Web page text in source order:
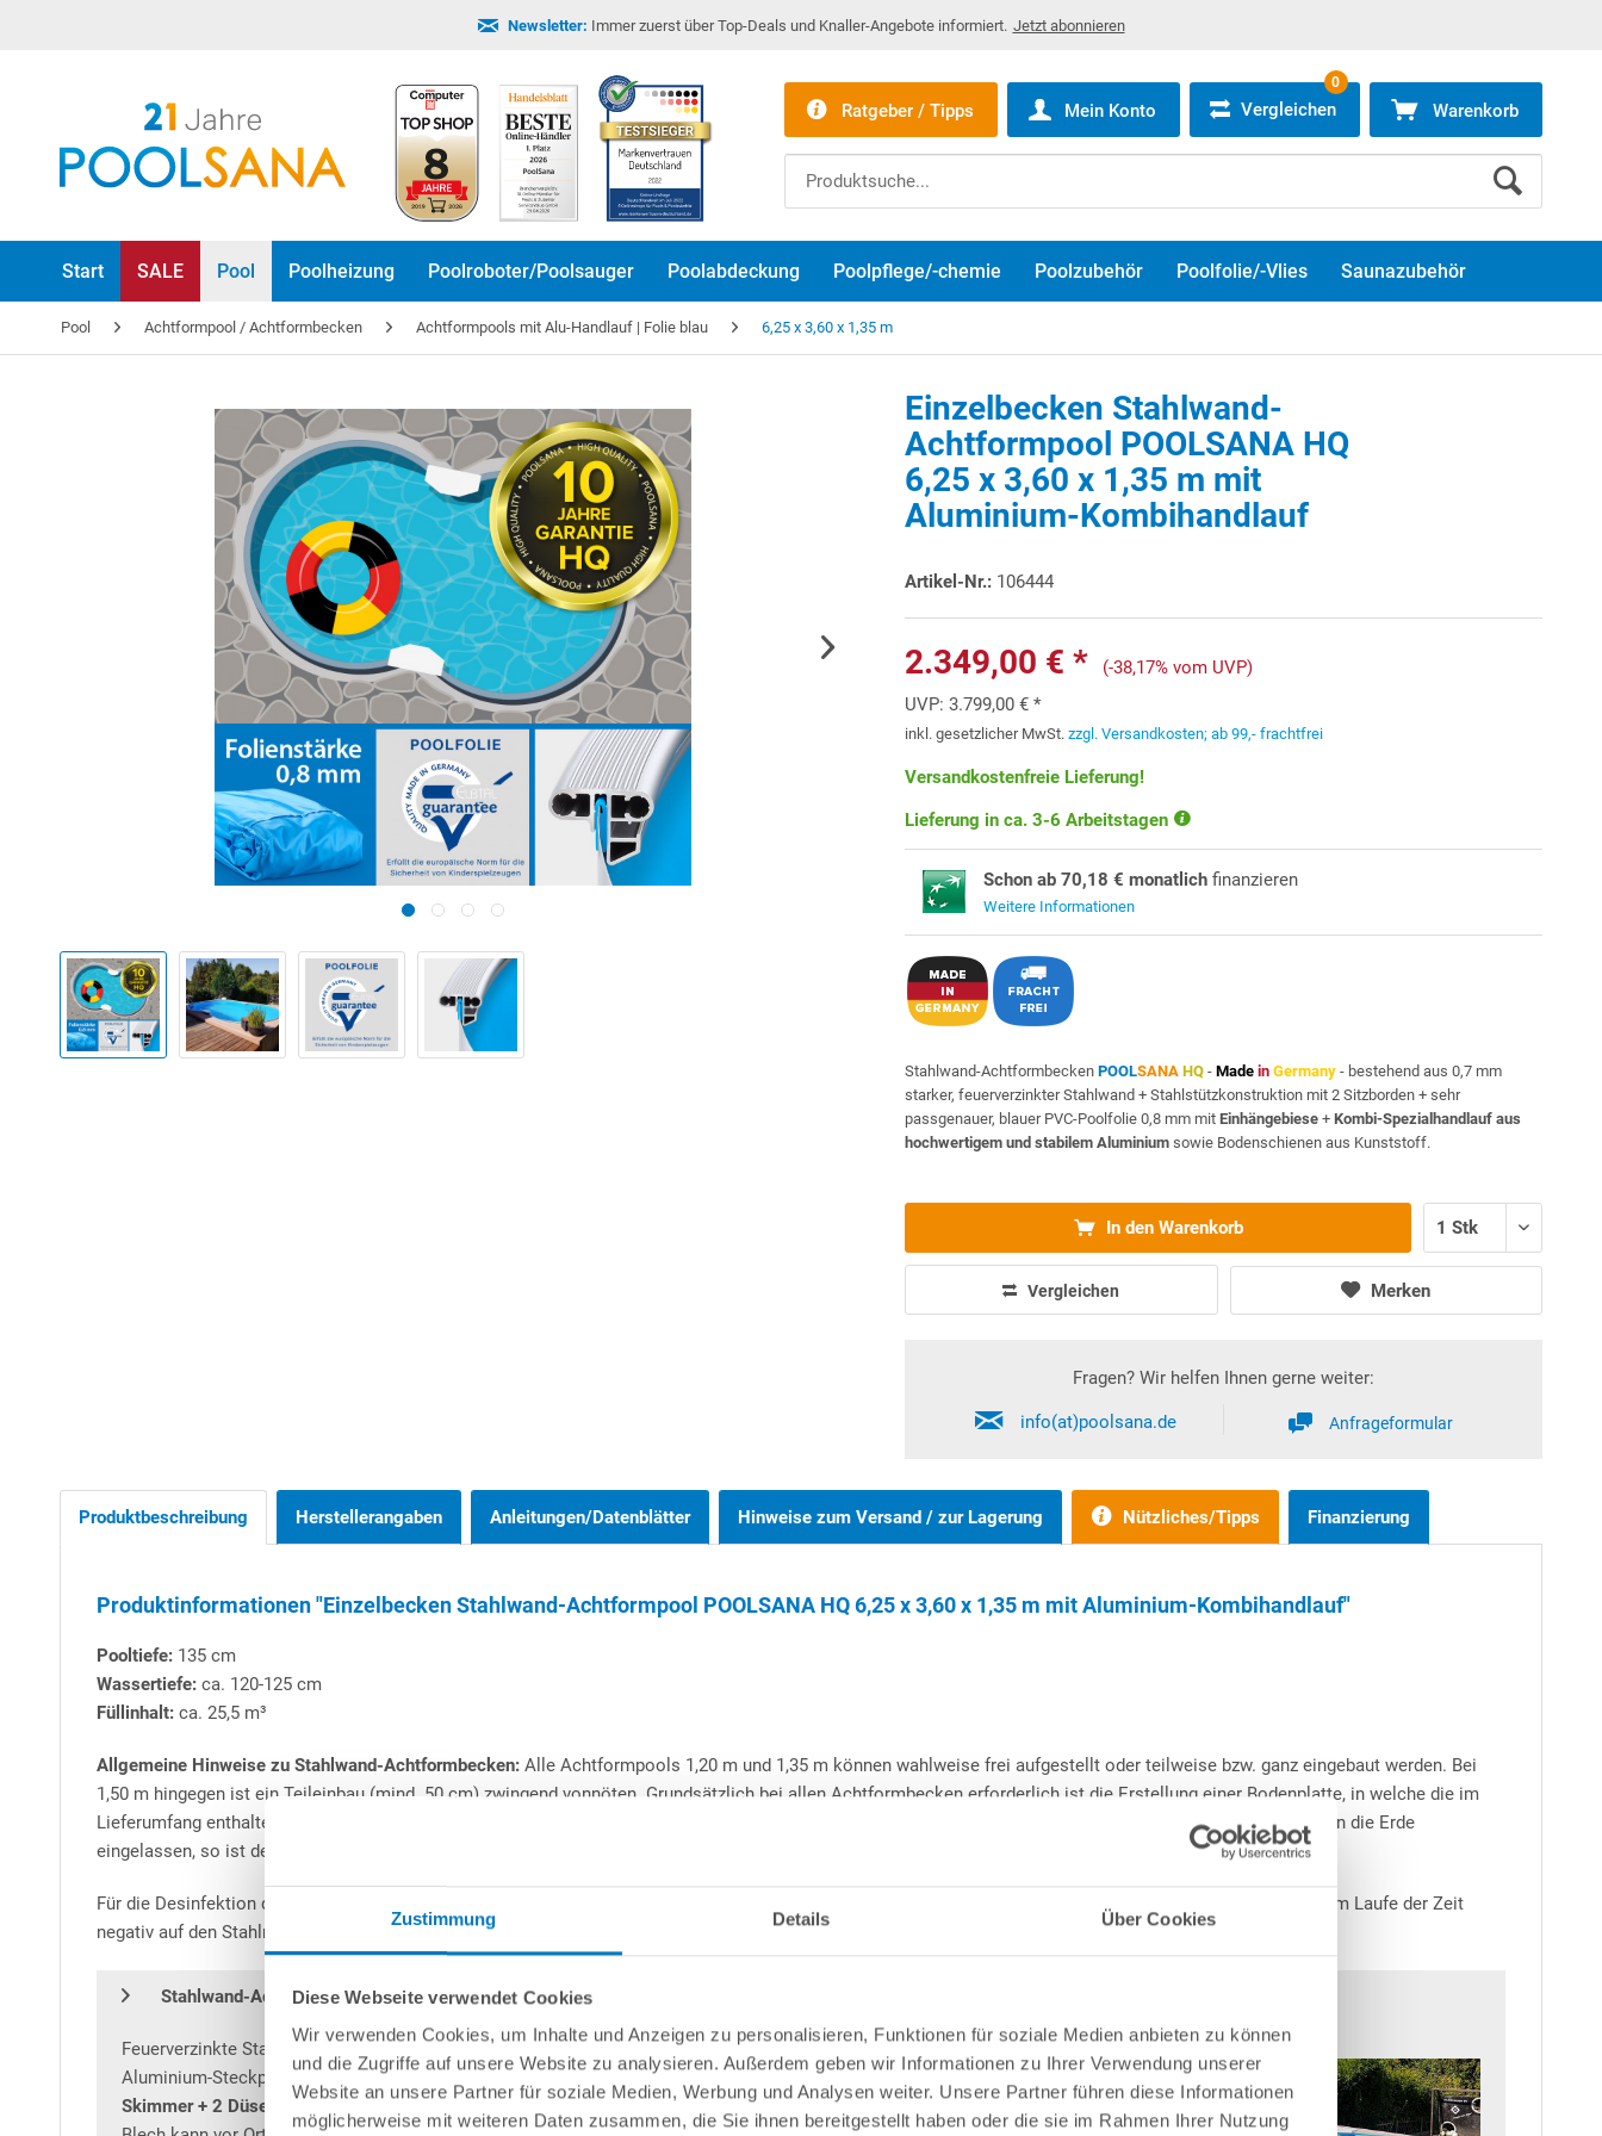
Zustimmung Details Über Cookies
Diese Webseite verwendet Cookies
Wir verwenden Cookies, um Inhalte und Anzeigen zu personalisieren, Funktionen für soziale Medien anbieten zu können
und die Zugriffe auf unsere Website zu analysieren. Außerdem geben wir Informationen zu Ihrer Verwendung unserer
Website an unsere Partner für soziale Medien, Werbung und Analysen weiter. Unsere Partner führen diese Informationen
möglicherweise mit weiteren Daten zusammen, die Sie ihnen bereitgestellt haben oder die sie im Rahmen Ihrer Nutzung
Newsletter: Immer zuerst über Top-Deals und Knaller-Angebote informiert. Jetzt abonnieren
Ratgeber / Tipps Mein Konto Vergleichen
0
Warenkorb
Start SALE Pool Poolheizung Poolroboter/Poolsauger Poolabdeckung Poolpflege/-chemie Poolzubehör Poolfolie/-Vlies Saunazubehör
Pool Achtformpool / Achtformbecken Achtformpools mit Alu-Handlauf | Folie blau 6,25 x 3,60 x 1,35 m
Einzelbecken Stahlwand-
Achtformpool POOLSANA HQ
6,25 x 3,60 x 1,35 m mit
Aluminium-Kombihandlauf
Artikel-Nr.: 106444
2.349,00 € *
(-38,17% vom UVP)
UVP:3.799,00 € *
inkl. gesetzlicher MwSt.zzgl. Versandkosten; ab 99,- frachtfrei
Versandkostenfreie Lieferung!
Lieferung in ca. 3-6 Arbeitstagen
Schon ab 70,18 € monatlich finanzieren
Weitere Informationen
Stahlwand-AchtformbeckenPOOLSANA HQ -Made in Germany - bestehend aus 0,7 mm
starker, feuerverzinkter Stahlwand + Stahlstützkonstruktion mit 2 Sitzborden + sehr
passgenauer, blauer PVC-Poolfolie 0,8 mm mitEinhängebiese +Kombi-Spezialhandlauf aus
hochwertigem und stabilem Aluminium sowie Bodenschienen aus Kunststoff.
In den Warenkorb
Vergleichen Merken
Fragen? Wir helfen Ihnen gerne weiter:
info(at)poolsana.de Anfrageformular
Produktbeschreibung Finanzierung
Herstellerangaben Anleitungen/Datenblätter Hinweise zum Versand / zur Lagerung Nützliches/Tipps
Produktinformationen "Einzelbecken Stahlwand-Achtformpool POOLSANA HQ 6,25 x 3,60 x 1,35 m mit Aluminium-Kombihandlauf"
Pooltiefe: 135 cm
Wassertiefe: ca. 120-125 cm
Füllinhalt: ca. 25,5 m³
Allgemeine Hinweise zu Stahlwand-Achtformbecken: Alle Achtformpools 1,20 m und 1,35 m können wahlweise frei aufgestellt oder teilweise bzw. ganz eingebaut werden. Bei
1,50 m hingegen ist ein Teileinbau (mind. 50 cm) zwingend vonnöten. Grundsätzlich bei allen Achtformbecken erforderlich ist die Erstellung einer Bodenplatte, in welche die im
Lieferumfang enthaltene Stahl-Stützkonstruktion bestehend aus 2 Seitenstützen sowie 1 Grundträger mit einbetoniert werden muss. Wird der Achtformpool in die Erde
eingelassen, so ist der eingelassene Bereich stets mit Magerbeton zu hinterfüllen.
Für die Desinfektion des Poolwassers empfehlen wir die Verwendung von Mitteln auf Chlor- oder Aktivsauerstoffbasis. Von Salz ist abzuraten, da dies sich im Laufe der Zeit
negativ auf den Stahlmantel auswirken könnte.
Stahlwand-AchtformbeckenHigh Qualitymit Alu-Kombihandlauf
Feuerverzinkte Stahlwand mit 0,7 mm Stärke, innen schutzlackiert, außen polyesterbeschichtet. Mit passgenauem
Aluminium-Steckprofil für die schnelle Verbindung der Stahlwandenden. Ausschnitte für 1 Skimmer + 1 Düse neben
Skimmer + 2 Düsen auf der gegenüberliegenden Seite des Skimmersbereits vorgestanzt. Das jeweils vorgestanzte